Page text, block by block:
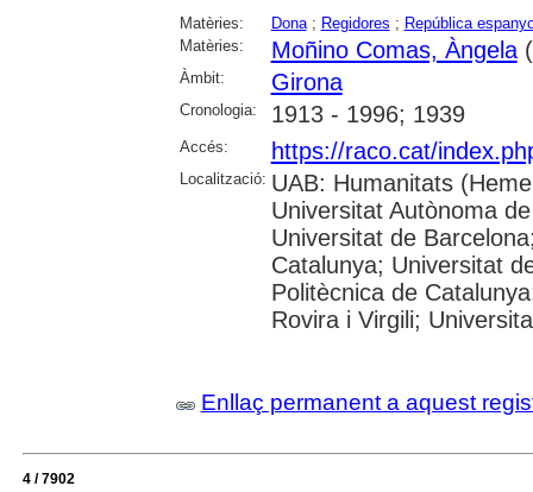
Matèries: Dona; Regidores ; República
Matèries:
Moñino Comas, Àngela
Àmbit: Girona
Cronologia: 1913 - 1996; 1939
Accés: https://raco.cat/
Localització: UAB: Humanitats
Universitat Autònoma
Universitat de
Catalunya; Universitat
Politècnica de
Rovira i Virgili;
Enllaç permanent a aquest
4 / 7902